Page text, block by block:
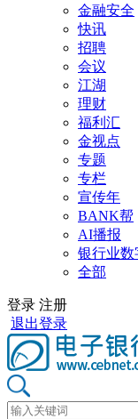
金融安全
快讯
招聘
会议
江湖
理财
福利汇
金视点
专题
专栏
宣传年
BANK帮
AI播报
银行业数
全部
登录 注册
退出登录